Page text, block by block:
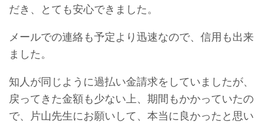
だき、とても安心できました。
メールでの連絡も予定より迅速なので、信用も出来
ました。
知人が同じように過払い金請求をしていましたが、
戻ってきた金額も少ない上、期間もかかっていたの
で、片山先生にお願いして、本当に良かったと思い